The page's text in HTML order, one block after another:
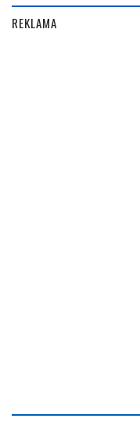
REKLAMA